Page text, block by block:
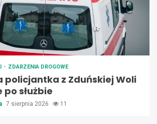
ZDARZENIA DROGOWE
policjantka z Zduńskiej Woli
służbie
7 sierpnia 2026 11